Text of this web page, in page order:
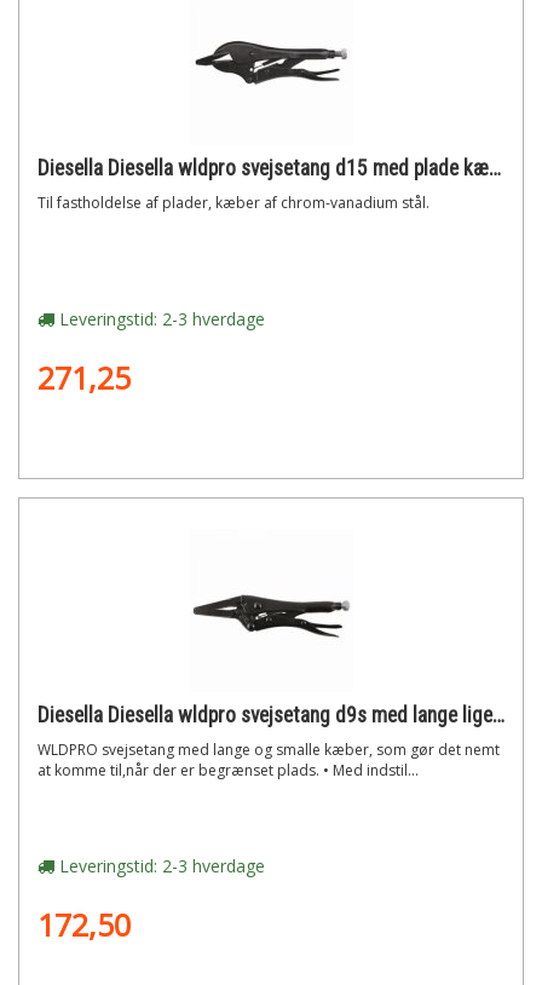
Diesella Diesella wldpro svejsetang d15 med plade kæber (255mm/10)"
Til fastholdelse af plader, kæber af chrom-vanadium stål.
Leveringstid: 2-3 hverdage
271,25
Diesella Diesella wldpro svejsetang d9s med lange lige kæber (175mm/7)"
WLDPRO svejsetang med lange og smalle kæber, som gør det nemt
at komme til,når der er begrænset plads. • Med indstil...
Leveringstid: 2-3 hverdage
172,50